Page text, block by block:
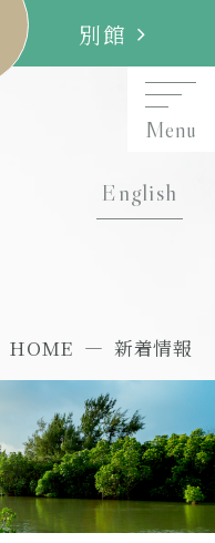
Menu
English
HOME 新着情報
別館